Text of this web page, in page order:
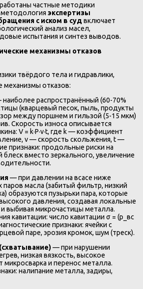
частные методики
экспертизы
с иском в судвключает
анализ масел,
испытания и синтез выводов.
механизмы отказов
твёрдого тела и гидравлики,
отказов:
распространённый (60-70%
(кварцевый песок, пыль, продукты
между поршнем и гильзой (5-15 мкм)
Скорость износа описывается
V = k·P·v·t, где k — коэффициент
v — скорость скольжения, t —
признаки: продольные риски на
вместо зеркального, увеличение
— при давлении на всасе ниже
масла (забитый фильтр, низкий
образуются пузырьки пара, которые
давления, создавая локальные
выбивая микрочастицы металла.
кавитации: число кавитации σ = (p_вс
признаки: ячейки с
паре, эрозия кромок, шум (треск).
— при нарушении
низкая вязкость, высокое
микросварка и перенос металла.
налипание металла, задиры,